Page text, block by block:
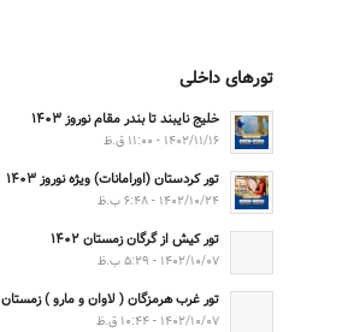
تورهای داخلی
خلیج نایبند تا بندر مقام نوروز ۱۴۰۳
۱۴۰۲/۱۱/۱۶ - ۱۱:۰۰ ق.ظ
تور کردستان (اورامانات) ویژه نوروز ۱۴۰۳
۱۴۰۲/۱۰/۲۴ - ۶:۴۸ ب.ظ
تور کیش از گرگان زمستان ۱۴۰۲
۱۴۰۲/۱۰/۰۷ - ۵:۲۹ ب.ظ
تور غرب هرمزگان ( لاوان و مارو ) زمستان ۱۴۰۲
۱۴۰۲/۱۰/۰۷ - ۱۰:۴۴ ق.ظ